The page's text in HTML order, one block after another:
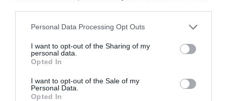
Personal Data Processing Opt Outs
I want to opt-out of the Sharing of my
personal data.
Opted In
I want to opt-out of the Sale of my
Personal Data.
Opted In